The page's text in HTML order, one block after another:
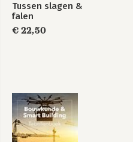
Tussen slagen &
falen
€ 22,50